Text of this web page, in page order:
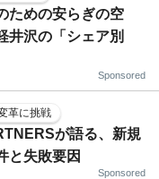
ための安らぎの空
井沢の「シェア別
Sponsored
革に挑戦
が語る、新規
と失敗要因
Sponsored